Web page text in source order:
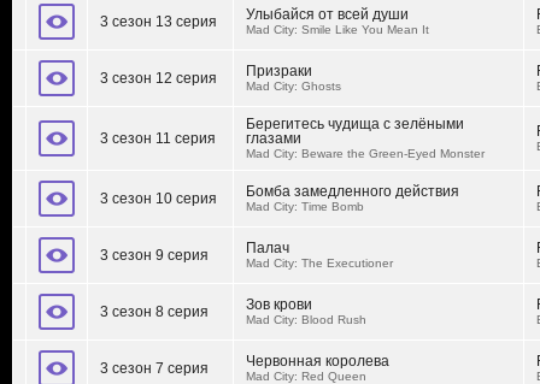
3 сезон 13 серия Улыбайся от всей души
Mad City: Smile Like You Mean It
3 сезон 12 серия Призраки
Mad City: Ghosts
3 сезон 11 серия
Берегитесь чудища с зелёными
глазами
Mad City: Beware the Green-Eyed Monster
3 сезон 10 серия Бомба замедленного действия
Mad City: Time Bomb
3 сезон 9 серия Палач
Mad City: The Executioner
3 сезон 8 серия Зов крови
Mad City: Blood Rush
3 сезон 7 серия Червонная королева
Mad City: Red Queen